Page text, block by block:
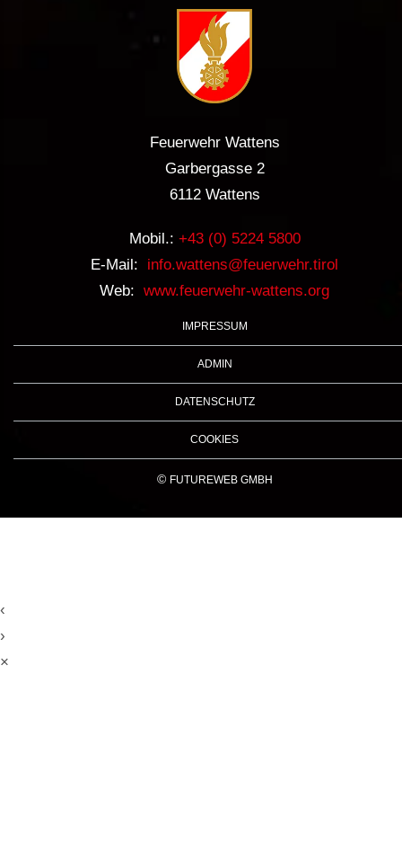
Feuerwehr Wattens
Garbergasse 2
6112 Wattens
Mobil.: +43 (0) 5224 5800
E-Mail:
info.wattens@feuerwehr.tirol
Web: www.feuerwehr-wattens.org
IMPRESSUM
ADMIN
DATENSCHUTZ
COOKIES
© FUTUREWEB GMBH
‹
›
×